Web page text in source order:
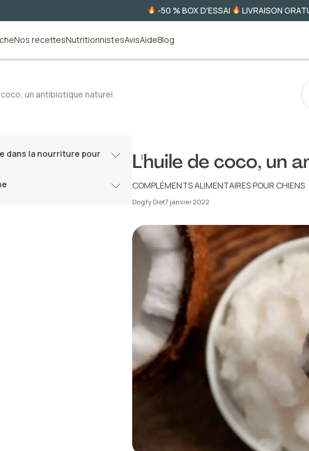
-50 % BOX D'ESSAI LIVRAISON
Nos recettesNutritionnistesAvisAideBlog
coco, un antibiotique naturel
dans la nourriture pour
L'huile de coco, un
COMPLÉMENTS ALIMENTAIRES POUR CHIENS
Dogfy Diet7 janvier 2022